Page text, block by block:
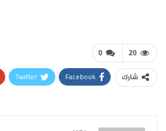
0 20
شارك Facebook
Twitter